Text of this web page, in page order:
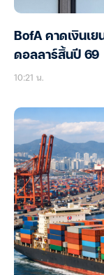
BofA คาดเงินเ
ดอลลาร์สิ้นปี 69
10:21 น.